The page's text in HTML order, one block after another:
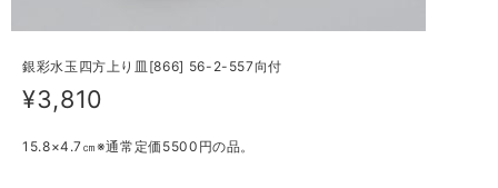
銀彩水玉四方上り皿[866] 56-2-557向付
¥3,810
15.8×4.7㎝※通常定価5500円の品。